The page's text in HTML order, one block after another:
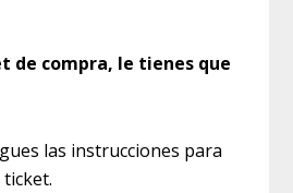
de compra, le tienes que
las instrucciones para